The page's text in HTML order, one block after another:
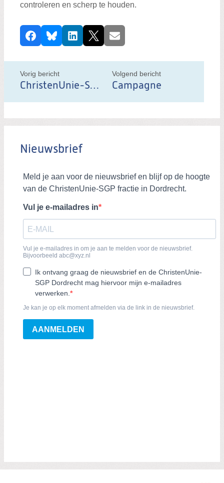
controleren en scherp te houden.
D
e
e
l
d
b
r
c
h
t
FacebookBlueskyLinkedIn
X E-mail
Vorig bericht
ChristenUnie-SGP & CDA organiseren gebedsbijeenkomst voor verkiezingen
Volgend bericht
Campagne
Nieuwsbrief